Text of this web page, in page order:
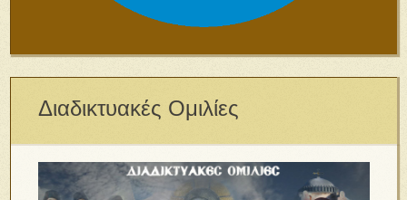
Διαδικτυακές Ομιλίες